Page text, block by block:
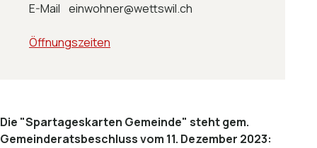
E-Mail einwohner@wettswil.ch
Öffnungszeiten
Die "Spartageskarten Gemeinde" steht gem.
Gemeinderatsbeschluss vom 11. Dezember 2023: